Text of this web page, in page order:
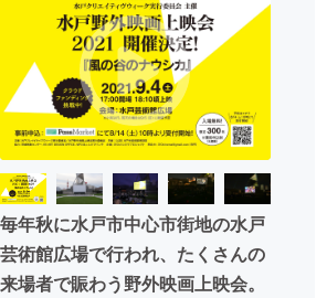
テクノロジー・ガジェット
映像・映画
ビジネス・起業
まちづくり・地域活性化
CAMPFIRE for Social Good
毎年秋に水戸市中心市街地の水戸
芸術館広場で行われ、たくさんの
来場者で賑わう野外映画上映会。